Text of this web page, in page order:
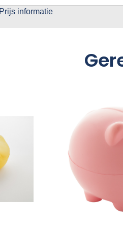
informatie